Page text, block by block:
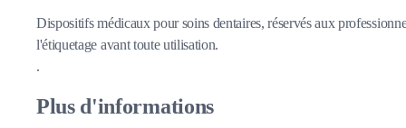
Dispositifs médicaux pour soins dentaires, réservés aux
l'étiquetage avant toute utilisation.
.
Plus d'informations